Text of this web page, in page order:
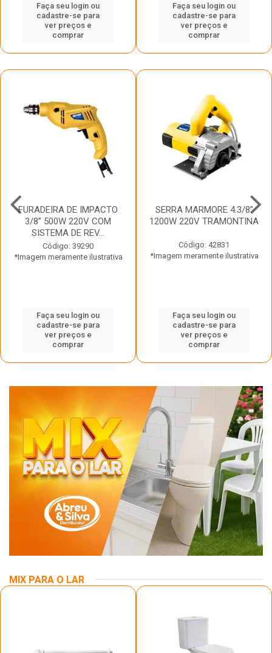
Faça seu login ou
cadastre-se para
ver preços e
comprar
Faça seu login ou
cadastre-se para
ver preços e
comprar
FURADEIRA DE IMPACTO
3/8” 500W 220V COM
SISTEMA DE REV...
Código: 39290
*Imagem meramente ilustrativa
Faça seu login ou
cadastre-se para
ver preços e
comprar
SERRA MARMORE 4.3/8”
1200W 220V TRAMONTINA
Código: 42831
*Imagem meramente ilustrativa
Faça seu login ou
cadastre-se para
ver preços e
comprar
MIX PARA O LAR